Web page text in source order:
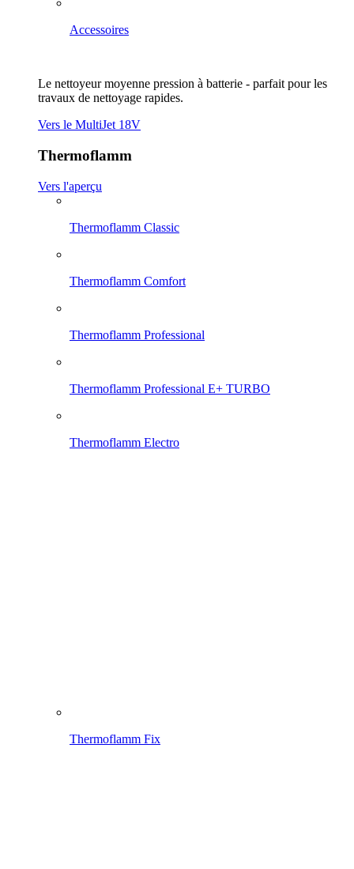
Accessoires
Le nettoyeur moyenne pression à batterie - parfait pour les
travaux de nettoyage rapides.
Vers le MultiJet 18V
Thermoflamm
Vers l'aperçu
Thermoflamm Classic
Thermoflamm Comfort
Thermoflamm Professional
Thermoflamm Professional E+ TURBO
Thermoflamm Electro